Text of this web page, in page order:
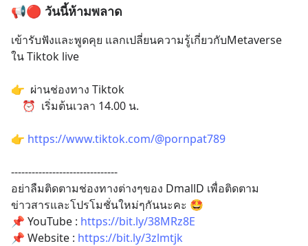
📢🔴 วันนี้ห้ามพลาด
เข้ารับฟังและพูดคุย แลกเปลี่ยนความรู้เกี่ยวกับMetaverse
ใน Tiktok live
👉  ผ่านช่องทาง Tiktok
    ⏰  เริ่มต้นเวลา 14.00 น.
👉 https://www.tiktok.com/@pornpat789
-------------------------------
อย่าลืมติดตามช่องทางต่างๆของ DmallD เพื่อติดตาม
ข่าวสารและโปรโมชั่นใหม่ๆกันนะคะ 🤩
📌 YouTube : https://bit.ly/38MRz8E
📌 Website : https://bit.ly/3zlmtjk